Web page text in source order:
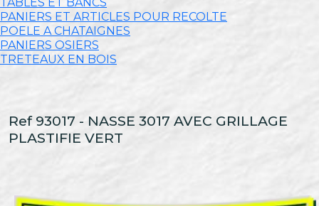
PANIERS ET ARTICLES POUR RECOLTE
POELE A CHATAIGNES
PANIERS OSIERS
TRETEAUX EN BOIS
Ref 93017 - NASSE 3017 AVEC GRILLAGE
PLASTIFIE VERT